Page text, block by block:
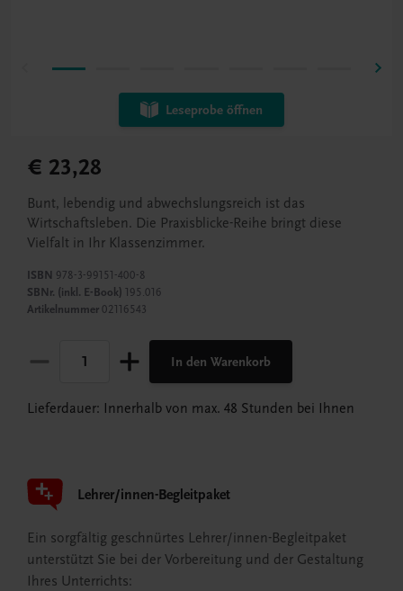
Leseprobe öffnen
€ 23,28
Bunt, lebendig und abwechslungsreich ist das
Wirtschaftsleben. Die Praxisblicke-Reihe bringt diese
Vielfalt in Ihr Klassenzimmer.
ISBN 978-3-99151-400-8
SBNr. (inkl. E-Book) 195.016
Artikelnummer 02116543
In den Warenkorb
Lieferdauer: Innerhalb von max. 48 Stunden bei Ihnen
Lehrer/innen-Begleitpaket
Ein sorgfältig geschnürtes Lehrer/innen-Begleitpaket
unterstützt Sie bei der Vorbereitung und der Gestaltung
Ihres Unterrichts: